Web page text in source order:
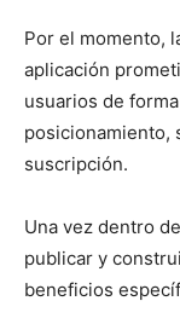
Por el momento,
aplicación
usuarios de
posicionamiento,
suscripción.
Una vez dentro
publicar y
beneficios